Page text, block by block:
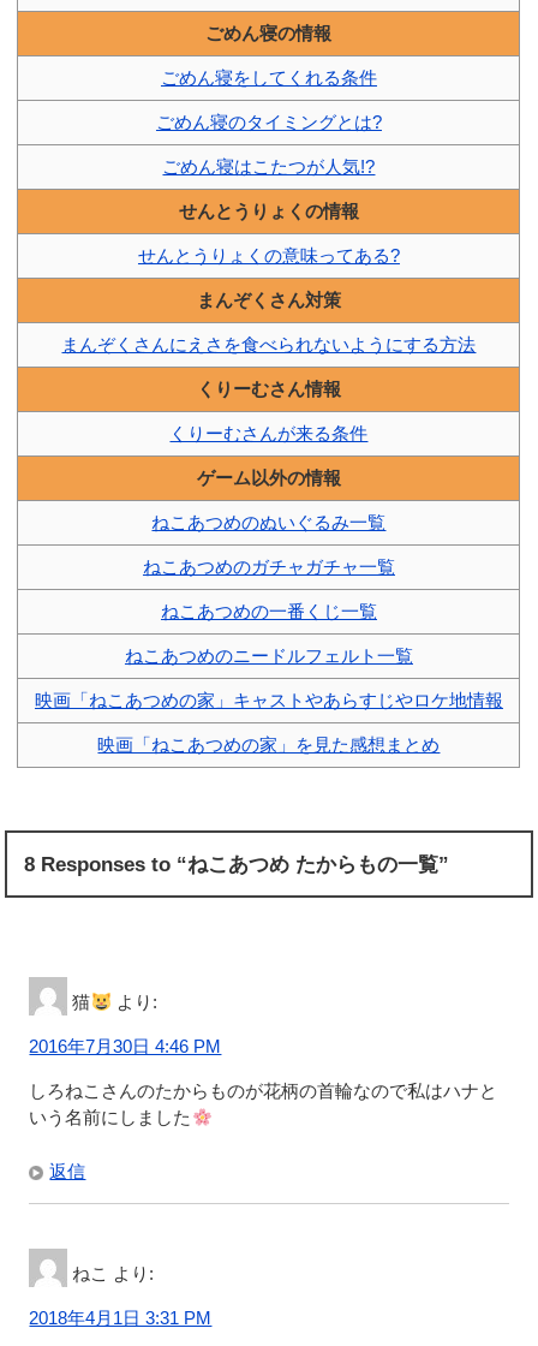
ごめん寝の情報
ごめん寝をしてくれる条件
ごめん寝のタイミングとは?
ごめん寝はこたつが人気!?
せんとうりょくの情報
せんとうりょくの意味ってある?
まんぞくさん対策
まんぞくさんにえさを食べられないようにする方法
くりーむさん情報
くりーむさんが来る条件
ゲーム以外の情報
ねこあつめのぬいぐるみ一覧
ねこあつめのガチャガチャ一覧
ねこあつめの一番くじ一覧
ねこあつめのニードルフェルト一覧
映画「ねこあつめの家」キャストやあらすじやロケ地情報
映画「ねこあつめの家」を見た感想まとめ
8 Responses to “ねこあつめ たからもの一覧”
猫 より:
2016年7月30日 4:46 PM
しろねこさんのたからものが花柄の首輪なので私はハナと
いう名前にしました
返信
ねこ より:
2018年4月1日 3:31 PM